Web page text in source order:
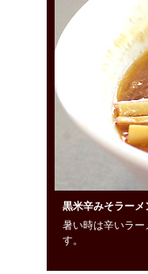
黒米辛みそラーメ
暑い時は辛いラ
す。